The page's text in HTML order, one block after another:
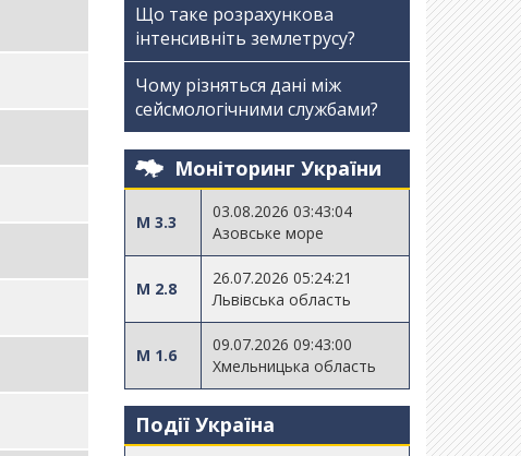
Що таке розрахункова
інтенсивніть землетрусу?
Чому різняться дані між
сейсмологічними службами?
Моніторинг України
M 3.3
03.08.2026 03:43:04
Азовське море
M 2.8
26.07.2026 05:24:21
Львівська область
M 1.6
09.07.2026 09:43:00
Хмельницька область
Події Україна